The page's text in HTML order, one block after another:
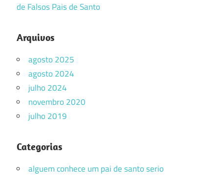
de Falsos Pais de Santo
Arquivos
agosto 2025
agosto 2024
julho 2024
novembro 2020
julho 2019
Categorias
alguem conhece um pai de santo serio